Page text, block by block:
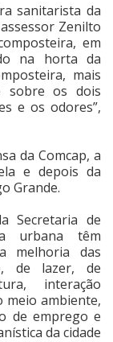
sanitarista da
Zenilto
em
na horta da
mais
sobre os dois
e os odores”,
da Comcap, a
e depois da
Grande.
Secretaria de
urbana têm
melhoria das
de lazer, de
interação
meio ambiente,
de emprego e
da cidade